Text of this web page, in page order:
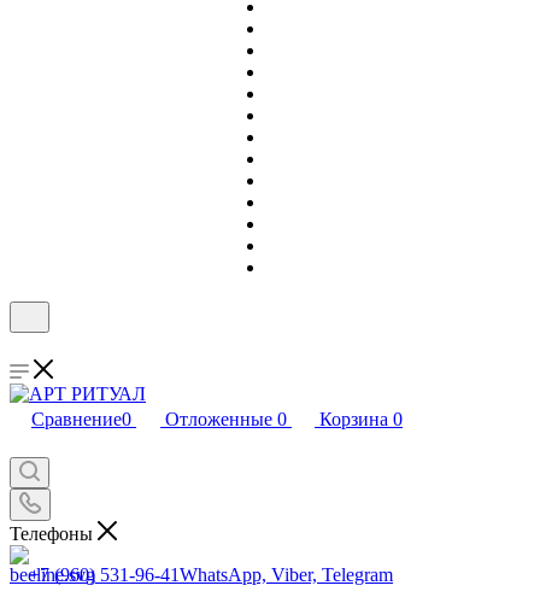
Сравнение0 Отложенные 0 Корзина 0
Телефоны
+7 (960) 531-96-41WhatsApp, Viber, Telegram